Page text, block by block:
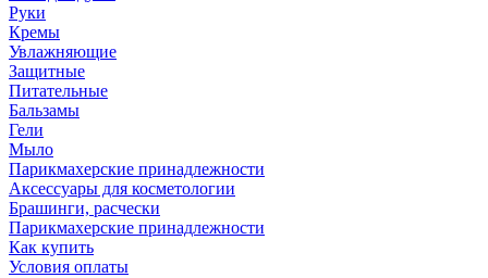
Руки
Кремы
Увлажняющие
Защитные
Питательные
Бальзамы
Гели
Мыло
Парикмахерские принадлежности
Аксессуары для косметологии
Брашинги, расчески
Парикмахерские принадлежности
Как купить
Условия оплаты